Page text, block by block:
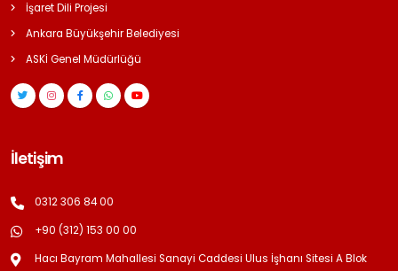
İşaret Dili Projesi
Ankara Büyükşehir Belediyesi
ASKİ Genel Müdürlüğü
İletişim
0312 306 84 00
+90 (312) 153 00 00
Hacı Bayram Mahallesi Sanayi Caddesi Ulus İşhanı Sitesi A Blok